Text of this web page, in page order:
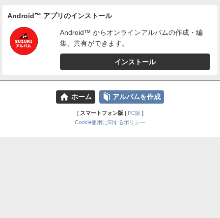
Android™ アプリのインストール
Android™ からオンラインアルバムの作成・編
集、共有ができます。
インストール
⌂ ホーム 📕 アルバムを作成
[ スマートフォン版| PC版 ]
Cookie使用に関するポリシー